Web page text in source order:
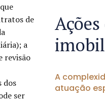
de
a
revisão
dos
ser
A
atuação